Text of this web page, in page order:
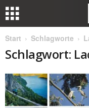
Start Schlagworte
Schlagwort: